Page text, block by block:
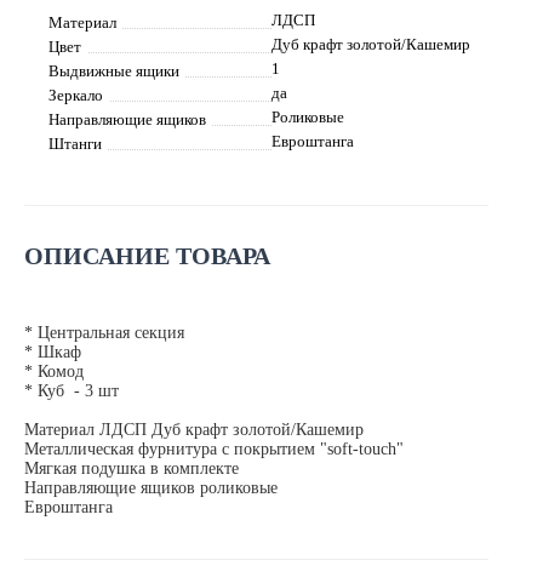
Материал
ЛДСП
Цвет
Дуб крафт золотой/Кашемир
Выдвижные ящики
1
Зеркало
да
Направляющие ящиков
Роликовые
Штанги
Евроштанга
ОПИСАНИЕ ТОВАРА
* Центральная секция
* Шкаф
* Комод
* Куб - 3 шт
Материал ЛДСП Дуб крафт золотой/Кашемир
Металлическая фурнитура с покрытием "soft-touch"
Мягкая подушка в комплекте
Направляющие ящиков роликовые
Евроштанга